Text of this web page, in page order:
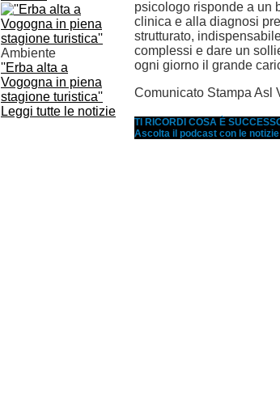
Ambiente
''Erba alta a
Vogogna in piena
stagione turistica''
Leggi tutte le notizie
psicologo risponde a un
clinica e alla diagnosi
strutturato,
complessi e dare un
ogni giorno il grande
Comunicato Stampa Asl
TI RICORDI COSA È
Ascolta il podcast con le